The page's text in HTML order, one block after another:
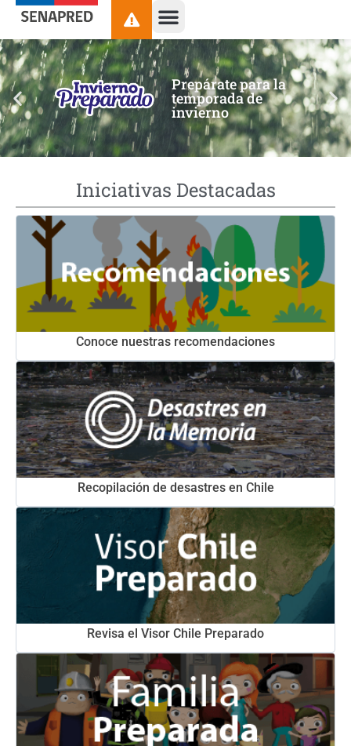
contenido
Prepárate para la
temporada de
invierno
Iniciativas Destacadas
Conoce nuestras recomendaciones
Recopilación de desastres en Chile
Revisa el Visor Chile Preparado